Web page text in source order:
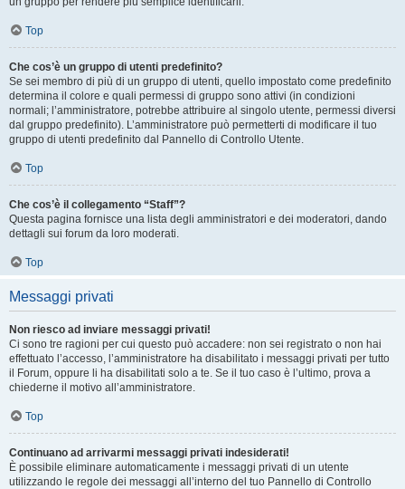
Top
Che cos’è un gruppo di utenti predefinito?
Se sei membro di più di un gruppo di utenti, quello impostato come predefinito
determina il colore e quali permessi di gruppo sono attivi (in condizioni
normali; l’amministratore, potrebbe attribuire al singolo utente, permessi diversi
dal gruppo predefinito). L’amministratore può permetterti di modificare il tuo
gruppo di utenti predefinito dal Pannello di Controllo Utente.
Top
Che cos’è il collegamento “Staff”?
Questa pagina fornisce una lista degli amministratori e dei moderatori, dando
dettagli sui forum da loro moderati.
Top
Messaggi privati
Non riesco ad inviare messaggi privati!
Ci sono tre ragioni per cui questo può accadere: non sei registrato o non hai
effettuato l’accesso, l’amministratore ha disabilitato i messaggi privati per tutto
il Forum, oppure li ha disabilitati solo a te. Se il tuo caso è l’ultimo, prova a
chiederne il motivo all’amministratore.
Top
Continuano ad arrivarmi messaggi privati indesiderati!
È possibile eliminare automaticamente i messaggi privati ​​di un utente
utilizzando le regole dei messaggi all’interno del tuo Pannello di Controllo